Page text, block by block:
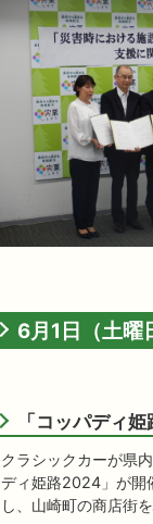
6月1日（土曜
「コッパディ
クラシックカーが県
ディ姫路2024」が開
し、山崎町の商店街